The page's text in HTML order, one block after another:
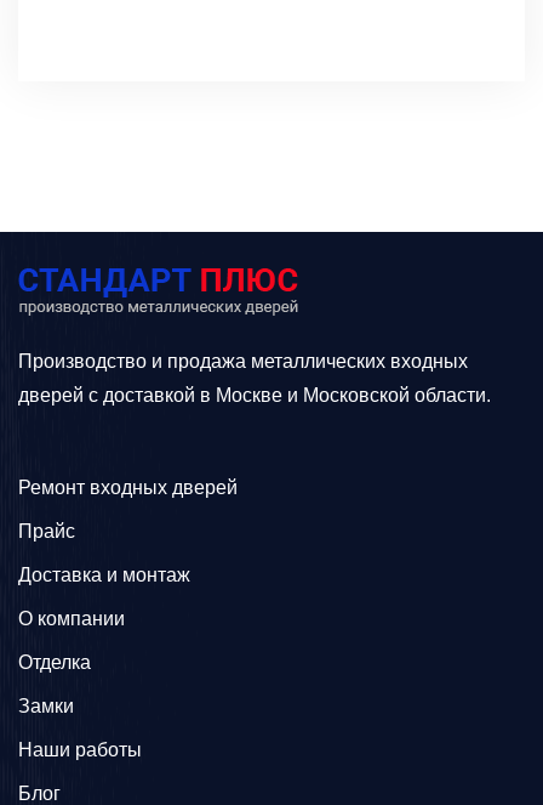
Производство и продажа металлических входных
дверей с доставкой в Москве и Московской области.
Ремонт входных дверей
Прайс
Доставка и монтаж
О компании
Отделка
Замки
Наши работы
Блог